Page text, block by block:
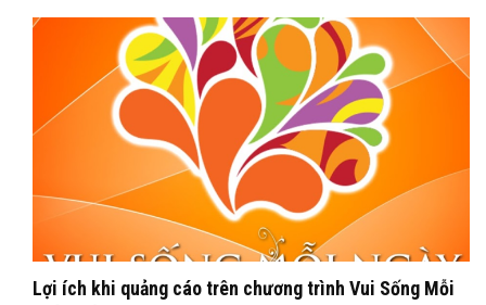
Lợi ích khi quảng cáo trên chương trình Vui Sống Mỗi